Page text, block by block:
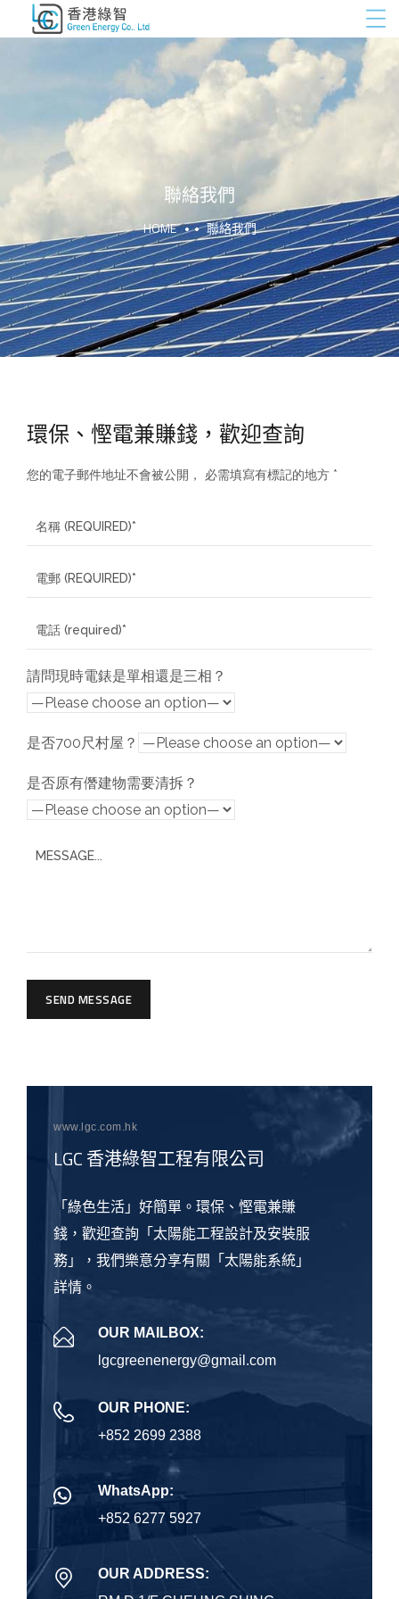
聯絡我們
HOME 聯絡我們
環保、慳電兼賺錢，歡迎查詢
您的電子郵件地址不會被公開， 必需填寫有標記的地方 *
請問現時電錶是單相還是三相？
是否700尺村屋？
是否原有僭建物需要清拆？
SEND MESSAGE
www.lgc.com.hk
LGC 香港綠智工程有限公司
「綠色生活」好簡單。環保、慳電兼賺
錢，歡迎查詢「太陽能工程設計及安裝服
務」，我們樂意分享有關「太陽能系統」
詳情。
OUR MAILBOX:
lgcgreenenergy@gmail.com
OUR PHONE:
+852 2699 2388
WhatsApp:
+852 6277 5927
OUR ADDRESS: